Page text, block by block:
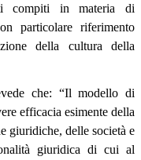
compiti in materia di
particolare riferimento
della cultura della
che: “Il modello di
efficacia esimente della
giuridiche, delle società e
giuridica di cui al